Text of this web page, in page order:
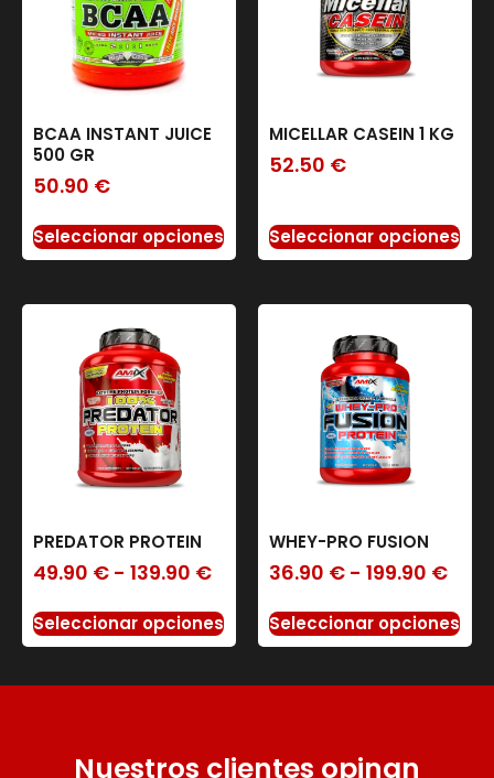
BCAA INSTANT JUICE
500 GR
50.90 €
Seleccionar opciones
MICELLAR CASEIN 1 KG
52.50 €
Seleccionar opciones
PREDATOR PROTEIN
49.90 € - 139.90 €
Seleccionar opciones
WHEY-PRO FUSION
36.90 € - 199.90 €
Seleccionar opciones
Nuestros clientes opinan